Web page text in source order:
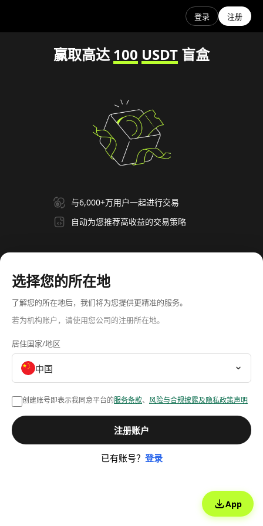
登录 注册
赢取高达100 USDT 盲盒
与6,000+万用户一起进行交易
自动为您推荐高收益的交易策略
选择您的所在地
了解您的所在地后，我们将为您提供更精准的服务。
若为机构账户，请使用您公司的注册所在地。
居住国家/地区
中国
创建账号即表示我同意平台的服务条款、 风险与合规披露及隐私政策声明
注册账户
已有账号？ 登录
App